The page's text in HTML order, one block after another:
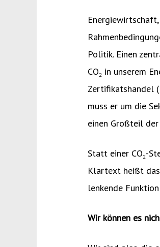
Politik. Einen
CO₂ in unserem
Zertifikatshandel
muss er um die
einen Großteil der
Statt einer CO₂-
Klartext heißt
lenkende
Wir können es